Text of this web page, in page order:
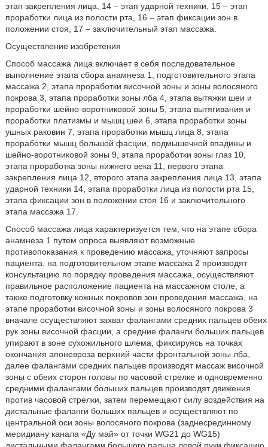
этап закрепления лица, 14 – этап ударной техники, 15 – этап
проработки лица из полости рта, 16 – этап фиксации зон в
положении стоя, 17 – заключительный этап массажа.
Осуществление изобретения
Способ массажа лица включает в себя последовательное
выполнение этапа сбора анамнеза 1, подготовительного этапа
массажа 2, этапа проработки височной зоны и зоны волосяного
покрова 3, этапа проработки зоны лба 4, этапа вытяжки шеи и
проработки шейно-воротниковой зоны 5, этапа вытягивания и
проработки платизмы и мышц шеи 6, этапа проработки зоны
ушных раковин 7, этапа проработки мышц лица 8, этапа
проработки мышц большой фасции, подмышечной впадины и
шейно-воротниковой зоны 9, этапа проработки зоны глаз 10,
этапа проработка зоны нижнего века 11, первого этапа
закрепления лица 12, второго этапа закрепления лица 13, этапа
ударной техники 14, этапа проработки лица из полости рта 15,
этапа фиксации зон в положении стоя 16 и заключительного
этапа массажа 17.
Способ массажа лица характеризуется тем, что на этапе сбора анамнеза 1 путем опроса выявляют возможные противопоказания к проведению массажа, уточняют запросы пациента, на подготовительном этапе массажа 2 производят консультацию по порядку проведения массажа, осуществляют правильное расположение пациента на массажном столе, а также подготовку кожных покровов зон проведения массажа, на этапе проработки височной зоны и зоны волосяного покрова 3 вначале осуществляют захват фалангами средних пальцев обеих рук зоны височной фасции, а средние фаланги больших пальцев упирают в зоне сухожильного шлема, фиксируясь на точках окончания апоневроза верхний части фронтальной зоны лба, далее фалангами средних пальцев производят массаж височной зоны с обеих сторон головы по часовой стрелке и одновременно средними фалангами больших пальцев производят движения против часовой стрелки, затем перемещают силу воздействия на дистальные фаланги больших пальцев и осуществляют по центральной оси зоны волосяного покрова (заднесрединному меридиану канала «Ду май» от точки WG21 до WG15) дистальными фалангами большого пальца левой руки фиксацию на первой точке, а – правой руки, отступив на 1 см ниже по центральной оси, проработку зоны волосяного покрова по часовой стрелке, после чего, фаланги большого пальца левой руки перемещаются на точку проработки правой руки, а фаланги большого пальца правой руки ниже на 1 см итерационно до крайней точки, на этапе проработки зоны лба 4 мастер перемещается относительно левой стороны лица пациента на угол 850, после чего, производят фиксацию дистальных фаланг больших пальцев обеих рук на фронтальных точках лба с левой стороны лица пациента, а фалангами остальных четырех пальцев обеих рук обхватывают зону волосяного покрова головы, затем большими пальцами производят круговые движения против часовой стрелки по направлению к мастеру с уходом в конце движения в зону волосяного покрова. Проработав зону лба с левой стороны, аналогичные действия осуществляют и с правой, на этапе вытяжки шеи и проработки шейно-воротниковой зоны 5 берут голову пациента правой рукой за область шейно-воротниковой зоны, а левой – в области волосяного покрова затылочную часть головы и пальцами рук осуществляют массирующие движения, прорабатывая полуостистую, ременную, длиннейшую и грудинно-ключично-сосцевидную мышцы, затем производят вытягивание шеи по направлению к мастеру. Перед следующими этапами кладут голову пациента на бок левой стороной лица. Вначале на этапе вытягивания и проработки платизмы и мышц шеи 6 осуществляют обхват затылочной области и большой задней мышцы головы ладонью и четыре пальцами левой руки соответственно, при этом правую руку кладут на плечо. Затем разнонаправленным движением производят растягивание платизмы, глубокой фасции, трапециевидной мышцы, мышцы поднимающей лопатку, ременной мышцы шеи. Затем средними фалангами четырех пальцев обеих рук осуществляют легкие массажные простукивания по кругу от зоны подмышечной впадины и большой фасции до зоны платизмы. Далее на этапе проработки зон ушных раковин 7 осуществляют массаж завитка уха по круговой стороне, затем производят вытягивание большим и указательным пальцем одной рукой противозавитка уха по направлению затылка, при этом подушечки указательного, среднего и безымянного пальцев второй руки упирают возле зоны козелка и натягивают кожу в противоположную сторону. После осуществляют нанесение профессионального нейтрального массажного крема для лица на зоны шеи, декольте, платизмы и трапециевидной мышцы. После на этапе проработки мышц лица 8 большие пальцы обеих рук фиксируют в зоне жевательной мышцы, а фалангами средних пальцев производят натяжение кожи и мышц лица (мышцы опускающей угол рта, мышцы поднимающей верхнюю губу, жевательной мышцы, круговой мышцы рта, щечной мышцы) снизу в вверх, создавая складку. Далее фиксируя и не отпуская складку фалангами больших пальцев, производят массажные движения нижней трети лица снизу вверх фалангами четырех пальцев обеих рук, а именно зоны мышц опускающую и поднимающую верхнюю губу, жевательной мышцы, круговой мышцы рта и щечной мышцы. После проработки данных зон, складки расправляют вдоль платизмы до подмышечных впадин. После переходят в зону средней трети лица, для этого левую руку фиксируют в зоне височной фасции, как было описано ранее, локоть правой руки сгибают под углом 900, а фаланги средних пальцев правой руки ставят в зоне большой скуловой мышцы под углом 850. Затем среднюю фалангу указательного пальца правой руки заводят под носовую мышцу и закручивают правую руку к зоне височной фасции, медленно вытягивая носовую мышцу, подводя к левой руке, при этом опуская правую руку вдоль платизмы до большой фасции, а затем, не отрывая правую руку, возвращаем её обратно к левой руке. Аналогично осуществляют массаж перекатывающими движениями мышцы поднимающей верхнюю губу без отрыва от лица. Затем осуществляют переворачивание головы пациента с левой стороны лица на правую и повторяют этап вытягивания и проработки платизмы и мышц шеи 6, этап проработки зон ушных раковин 7 и этап проработки мышц лица 8. При выполнении данных этапов после каждого третьего простукивания производят фиксацию зон, для чего правую руку фиксируют у зоны ременной мышцы головы, крепко обхватывая пальцами данную зону и вытягивая ее на себя, а четыре пальца левой руки фиксируют в вертикальном положении на височной фасции и вытягивают медленными движениями в правую сторону к волосистой части головы. Далее на этапе проработки мышц большой фасции, подмышечной впадины и шейно-воротниковой зоны 9 вначале осуществляют поворот головы прямо, пальцами обеих рук производят массажные круговые движения от себя зон мышц большой фасции, подмышечной впадины и шейно-воротниковой зоны. Затем на этапе проработки зоны глаз 10 вначале средние фаланги пальцев правой руки заводят под мышцу сморщивающую бровь и фиксируют складку кожи верхней зоны круговой мышцы глаза. Затем данную складку передают пальцам левой руки под углом 850 по направлению фронтальных точек лба и, не отпуская складку, осуществляют натяжение фронтальных точек лба возле зоны волосяного покрова лба. При этом производят массаж зон круговой мышцы глаза, верхнего неподвижного века, мышцы сморщивающую бровь. На этапе проработки зоны нижнего века 11 осуществляют массаж мышцы, поднимающей верхнюю губу и крыло носа. Для этого вначале большие пальцы обеих рук упирают в мышцу сморщивающую бровь, а фаланги указательных пальцев в проекции надкостницы нижней части глаза и одновременно раскрывают глаз с двух сторон, проводя при этом точечное легкое воздействие в данной зоне. Далее медленно и плавно обе руки перемещают к височной зоне, при этом одновременно фаланги указательного и среднего пальцев правой руки ставят на начало мышцы поднимающую верхнюю губу и крыло носа и вытягивают ее вверх, а фаланги среднего пальца левой руки ставят напротив указательного пальца правой руки и вытягивают мышцу вниз. Затем правую руку упирают в червеобразные мышцы скуловой дуги и, делая упор на возвышение большого пальца, вытягивающими движениями проводят вниз, а левой рукой обхватывают зону височной фасции и вытягивающими движениями на 0,5-1 см направляют вверх к волосистой части головы, при этом фиксируя положение на 2-3 секунды. Затем зафиксированные зоны тканей закручивающими движениями сдвигают по направлению к зонам височной фасции и к козелку. Затем переходят на другую сторону лица и повторяют этап проработки зоны глаз 10 и этап проработки зоны нижнего века 11. Далее на первом этапе закрепления лица 12 вначале фаланги больших пальцев обеих рук упирают в мышцы сморщивающую бровь, зоны возвышения больших пальцев ставят на височную зону, а фалангами четырех пальцев обхватывают щечную зону. Затем одновременно двумя руками (правой рукой по часовой, а левой против часовой стороне) наружу к ушам вытягивают данные зоны с их фиксацией. На втором этапе закрепления лица 13 вначале ладонь и пальцы правой руки фиксируют в зоне височной области, а ладонь и фаланги пальцев левой рукой упирают в зоне круговой мышцы глаза и вытягивающими движениями поднимают вверх по направлению к мастеру правой рукой и в бок в сторону волосяного покрова головы левой рукой. Перед следующими этапами мастер меняет положение относительно пациента, подсаживаясь ближе к лицу под углом 450, вначале ближе к левой стороне лице для работы справа и затем наоборот. Далее производят этап ударной техники 14, перед началом которого наносят крем на мышцу опускающая нижнюю губу, мышцу опускающая угол рта, круговую мышцу рта, щечную мышцу и жевательную мышцу. После чего начинается массаж нижней трети лица, а именно мышцы, опускающей нижнюю губу, мышцы, опускающей угол рта, круговой мышцы рта, щечной мышцы и жевательной мышцы. Для этого левую руку кладут на левую сторону лица в район щечной мышцы, правое плечо приподнимают, при этом локоть согнут под углом 700, а кисть поднимают над лицом пациента на расстояние 40 сантиметров, таким образом, что фаланги смотрят на лицо клиента, а кисть согнута над лицом под углом 850. Затем начинают проводить движение: приподнимают правое плечо в уклоне 900, уходя правее, и, сгибая локоть правой руки под углом 700, при этом рука изначально находится под углом 900, а средние фаланги пальцев расслаблены и наклонены вниз по углом 800. Затем указательный палец, мизинец, большой палец отводят в стороны под углом 900 относительно двух других пальцев, а кисть руки немного приподнимают вверх под углом 300, при этом фиксируя локоть правой руки под углом 900. Далее кисть правой руки и средние фаланги среднего и безымянного пальцев правой руки опускают вниз на угол 850, а возвышение большого пальца и фалангу большого пальца опускают вниз на угол 850, при этом руку располагают над лицом пациента на расстоянии 20 сантиметров, а фаланги среднего и безымянного пальцев во время опускания на прорабатываемые зон полностью разгибают для полноценной и четкой фиксации. Далее сгибают кисть правой руки под углом 850, находясь над лицом клиента на расстоянии 30 сан